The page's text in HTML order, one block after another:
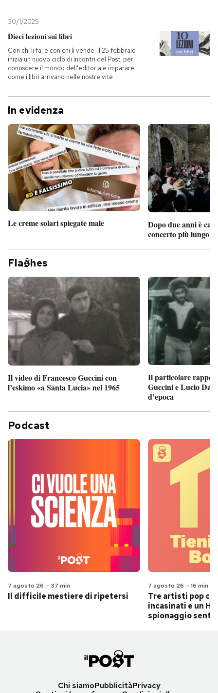
30/1/2025
Dieci lezioni sui libri
Con chi li fa, e con chi li vende: il 25 febbraio
inizia un nuovo ciclo di incontri del Post, per
conoscere il mondo dell'editoria e imparare
come i libri arrivano nelle nostre vite
In evidenza
Le creme solari spiegate male
Dopo due anni è
concerto più lungo
Fla hes
Il video di Francesco Guccini con
l’eskimo «a Santa Lucia» nel 1965
Il particolare
Guccini e Lucio
d’epoca
Podcast
7 agosto 26 - 37 min
Il difficile mestiere di ripetersi
7 agosto 26 - 16 min
Tre artisti pop
incasinati e un
spionaggio
Chi siamoPubblicitàPrivacy